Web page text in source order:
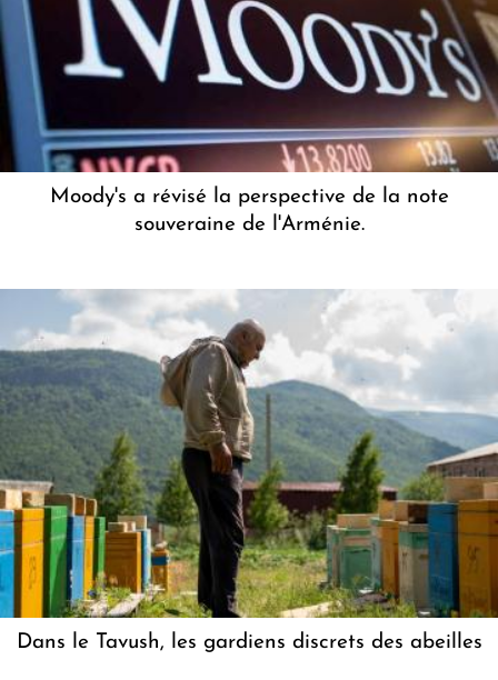
Moody's a révisé la perspective de la note
souveraine de l'Arménie.
Dans le Tavush, les gardiens discrets des abeilles